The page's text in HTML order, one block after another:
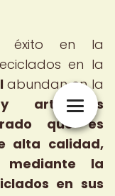
éxito en la
en la
abundan en la
artesanos
que es
alta calidad,
mediante la
en sus